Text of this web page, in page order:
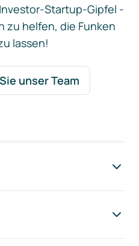
Startup-Gipfel -
zu helfen, die Funken
lassen!
unser Team